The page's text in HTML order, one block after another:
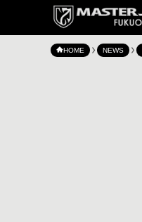
HOME NEWS